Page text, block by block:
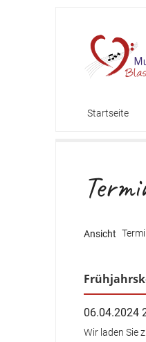
Startseite
06.04.2024
Wir laden Sie